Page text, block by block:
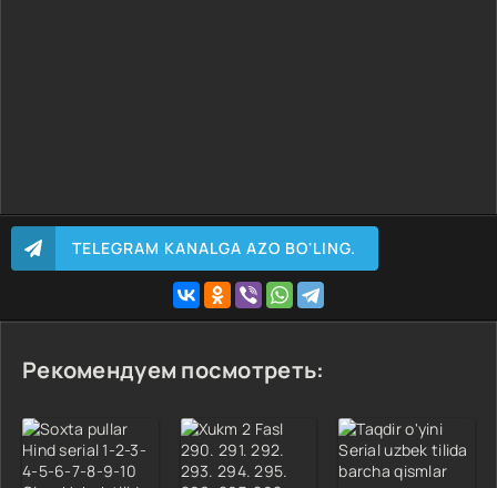
TELEGRAM KANALGA AZO BO'LING.
Рекомендуем посмотреть: